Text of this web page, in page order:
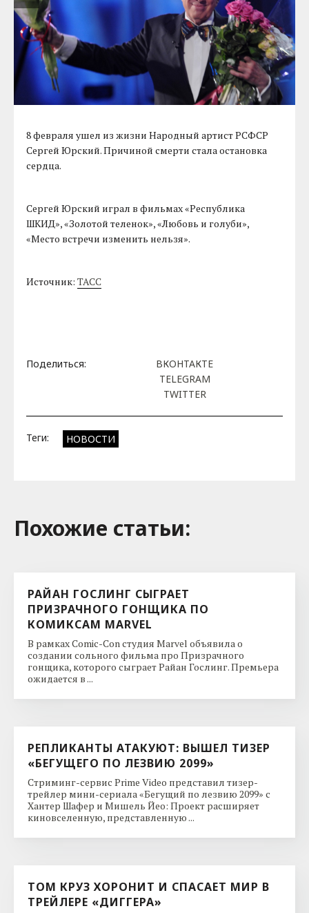
8 февраля ушел из жизни Народный артист РСФСР
Сергей Юрский. Причиной смерти стала остановка
сердца.
Сергей Юрский играл в фильмах «Республика
ШКИД», «Золотой теленок», «Любовь и голуби»,
«Место встречи изменить нельзя».
Источник:ТАСС
Поделиться:
ВКОНТАКТЕ
TELEGRAM
TWITTER
Теги: НОВОСТИ
Похожие cтатьи:
РАЙАН ГОСЛИНГ СЫГРАЕТ
ПРИЗРАЧНОГО ГОНЩИКА ПО
КОМИКСАМ MARVEL
В рамках Comic-Con студия Marvel объявила о
создании сольного фильма про Призрачного
гонщика, которого сыграет Райан Гослинг. Премьера
ожидается в ...
РЕПЛИКАНТЫ АТАКУЮТ: ВЫШЕЛ ТИЗЕР
«БЕГУЩЕГО ПО ЛЕЗВИЮ 2099»
Стриминг-сервис Prime Video представил тизер-
трейлер мини-сериала «Бегущий по лезвию 2099» с
Хантер Шафер и Мишель Йео: Проект расширяет
киновселенную, представленную ...
ТОМ КРУЗ ХОРОНИТ И СПАСАЕТ МИР В
ТРЕЙЛЕРЕ «ДИГГЕРА»